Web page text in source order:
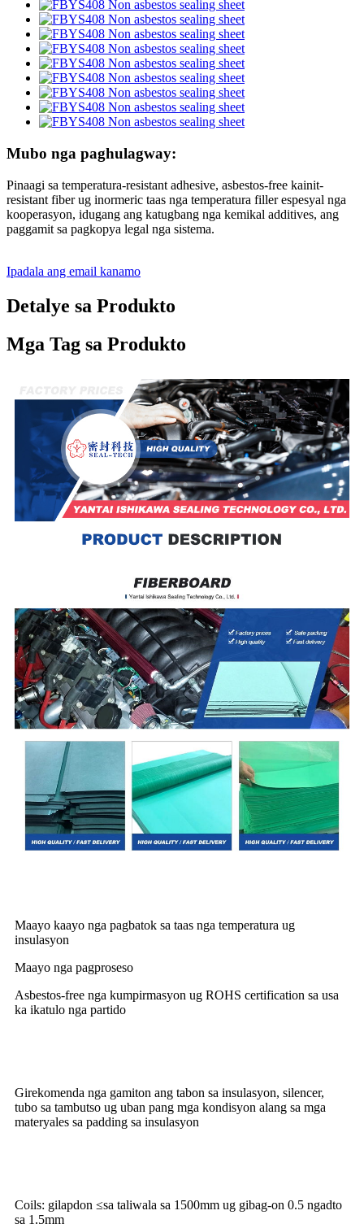
Mubo nga paghulagway:
Pinaagi sa temperatura-resistant adhesive, asbestos-free kainit-
resistant fiber ug inormeric taas nga temperatura filler espesyal nga
kooperasyon, idugang ang katugbang nga kemikal additives, ang
paggamit sa pagkopya legal nga sistema.
Ipadala ang email kanamo
Detalye sa Produkto
Mga Tag sa Produkto
Maayo kaayo nga pagbatok sa taas nga temperatura ug
insulasyon
Maayo nga pagproseso
Asbestos-free nga kumpirmasyon ug ROHS certification sa usa
ka ikatulo nga partido
Girekomenda nga gamiton ang tabon sa insulasyon, silencer,
tubo sa tambutso ug uban pang mga kondisyon alang sa mga
materyales sa padding sa insulasyon
Coils: gilapdon ≤sa taliwala sa 1500mm ug gibag-on 0.5 ngadto
sa 1.5mm